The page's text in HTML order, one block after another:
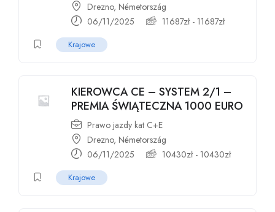
Drezno, Németország
06/11/2025
11687zł- 11687zł
Krajowe
KIEROWCA CE – SYSTEM 2/1 –
PREMIA ŚWIĄTECZNA 1000 EURO
Prawo jazdy kat C+E
Drezno, Németország
06/11/2025
10430zł- 10430zł
Krajowe